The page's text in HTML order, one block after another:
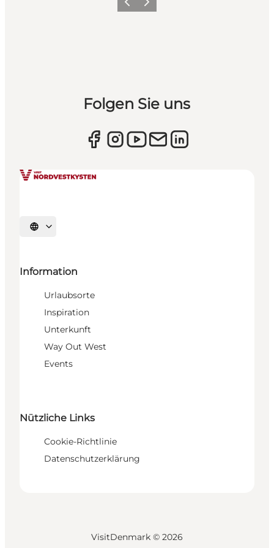
ZurückWeiter
Folgen Sie uns
Sprache auswählen
Information
Urlaubsorte
Inspiration
Unterkunft
Way Out West
Events
Nützliche Links
Cookie-Richtlinie
Datenschutzerklärung
VisitDenmark © 2026